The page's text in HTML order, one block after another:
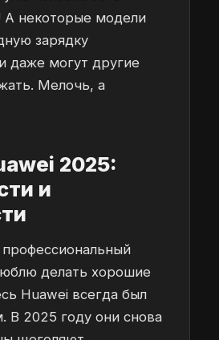
некоторые модели
зарядку
даже могут другие
Мелочь, а
2025:
и
делать хорошие
Huawei всегда был
В 2025 году они снова